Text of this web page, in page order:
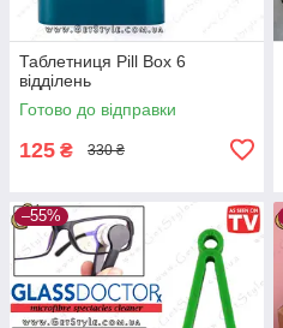
Таблетниця Pill Box 6
відділень
Готово до відправки
125 ₴ 330 ₴
–55%